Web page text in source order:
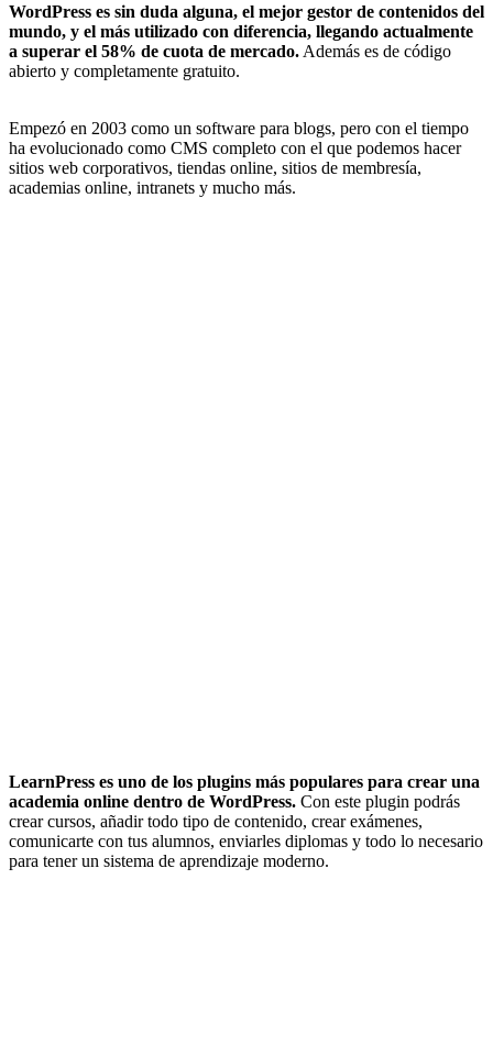
WordPress es sin duda alguna, el mejor gestor de contenidos del
mundo, y el más utilizado con diferencia, llegando actualmente
a superar el 58% de cuota de mercado. Además es de código
abierto y completamente gratuito.
Empezó en 2003 como un software para blogs, pero con el tiempo
ha evolucionado como CMS completo con el que podemos hacer
sitios web corporativos, tiendas online, sitios de membresía,
academias online, intranets y mucho más.
LearnPress es uno de los plugins más populares para crear una
academia online dentro de WordPress. Con este plugin podrás
crear cursos, añadir todo tipo de contenido, crear exámenes,
comunicarte con tus alumnos, enviarles diplomas y todo lo necesario
para tener un sistema de aprendizaje moderno.